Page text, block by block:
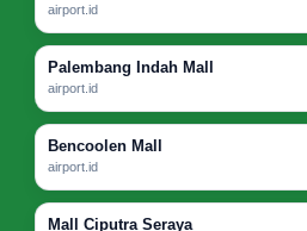
airport.id
Palembang Indah Mall
airport.id
Bencoolen Mall
airport.id
Mall Ciputra Seraya